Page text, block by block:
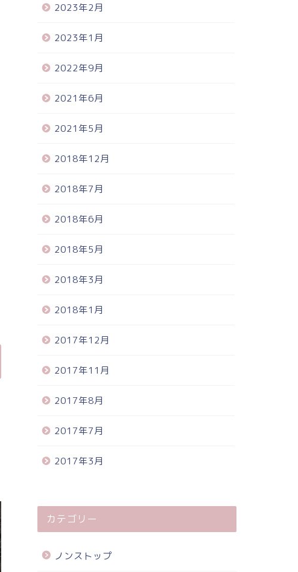
2023年2月
2023年1月
2022年9月
2021年6月
2021年5月
2018年12月
2018年7月
2018年6月
2018年5月
2018年3月
2018年1月
2017年12月
2017年11月
2017年8月
2017年7月
2017年3月
カテゴリー
ノンストップ